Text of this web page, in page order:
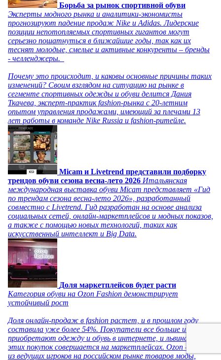
Борьба за рынок спортивной обуви
Эксперты модного рынка и аналитики-экономисты
прогнозируют падение продаж Nike и Adidas. Лидерские
позиции непотопляемых спортивных гигантов могут
серьезно пошатнуться в ближайшие годы, так как их
теснят молодые, смелые и активные конкуренты – бренды
- челленджеры.
Почему это происходит, и каковы основные причины таких
изменений? Своим взглядом на ситуацию на рынке в
сегменте спортивных одежды и обуви делится Дания
Ткачева, эксперт-практик fashion-рынка с 20-летним
опытом управления продажами, имеющий за плечами 13
лет работы в команде Nike Russia и fashion-ритейле.
Micam и Livetrend представили подборку
трендов обуви сезона весна-лето 2026 Итальянская
международная выставка обуви Micam представляет «Гид
по трендам сезона весна-лето 2026», разработанный
совместно с Livetrend. Гид разработан на основе анализа
социальных сетей, онлайн-маркетплейсов и модных показов,
а также с помощью новых технологий, таких как
искусственный интеллект и Big Data.
Доля маркетплейсов будет расти
Категория обуви на Ozon Fashion демонстрирует
устойчивый рост
Доля онлайн-продаж в fashion растет, и в прошлом году
составила уже более 54%. Покупатели все больше и чаще
приобретают одежду и обувь в интернете, и львиная доля
этих покупок совершается на маркетплейсах. Ozon – один
из ведущих игроков на российском рынке товаров моды,